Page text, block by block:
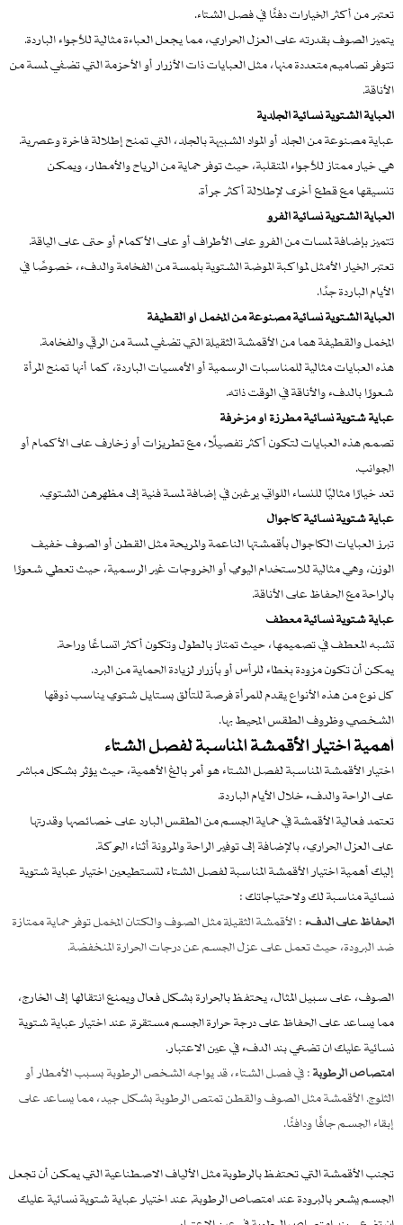
تعتبر من أكثر الخيارات دفئًا في فصل الشتاء.
يتميز الصوف بقدرته على العزل الحراري، مما يجعل العباءة مثالية للأجواء الباردة.
تتوفر تصاميم متعددة منها، مثل العبايات ذات الأزرار أو الأحزمة التي تضفي لمسة من
الأناقة.
العباية الشتوية نسائية الجلدية
عباية مصنوعة من الجلد أو المواد الشبيهة بالجلد، التي تمنح إطلالة فاخرة وعصرية.
هي خيار ممتاز للأجواء المتقلبة، حيث توفر حماية من الرياح والأمطار، ويمكن
تنسيقها مع قطع أخرى لإطلالة أكثر جرأة.
العباية الشتوية نسائية الفرو
تتميز بإضافة لمسات من الفرو على الأطراف أو على الأكمام أو حتى على الياقة.
تعتبر الخيار الأمثل لمواكبة الموضة الشتوية بلمسة من الفخامة والدفء، خصوصًا في
الأيام الباردة جدًا.
العباية الشتوية نسائية مصنوعة من المخمل أو القطيفة
المخمل والقطيفة هما من الأقمشة الثقيلة التي تضفي لمسة من الرقي والفخامة.
هذه العبايات مثالية للمناسبات الرسمية أو الأمسيات الباردة، كما أنها تمنح المرأة
شعورًا بالدفء والأناقة في الوقت ذاته.
عباية شتوية نسائية مطرزة أو مزخرفة
تصمم هذه العبايات لتكون أكثر تفصيلًا، مع تطريزات أو زخارف على الأكمام أو
الجوانب.
تعد خيارًا مثاليًا للنساء اللواتي يرغبن في إضافة لمسة فنية إلى مظهرهن الشتوي.
عباية شتوية نسائية كاجوال
تبرز العبايات الكاجوال بأقمشتها الناعمة والمريحة مثل القطن أو الصوف خفيف
الوزن، وهي مثالية للاستخدام اليومي أو الخروجات غير الرسمية، حيث تعطي شعورًا
بالراحة مع الحفاظ على الأناقة.
عباية شتوية نسائية معطف
تشبه المعطف في تصميمها، حيث تمتاز بالطول وتكون أكثر اتساعًا وراحة.
يمكن أن تكون مزودة بغطاء للرأس أو بأزرار لزيادة الحماية من البرد.
كل نوع من هذه الأنواع يقدم للمرأة فرصة للتألق بستايل شتوي يناسب ذوقها
الشخصي وظروف الطقس المحيط بها.
أهمية اختيار الأقمشة المناسبة لفصل الشتاء
اختيار الأقمشة المناسبة لفصل الشتاء هو أمر بالغ الأهمية، حيث يؤثر بشكل مباشر
على الراحة والدفء خلال الأيام الباردة.
تعتمد فعالية الأقمشة في حماية الجسم من الطقس البارد على خصائصها وقدرتها
على العزل الحراري، بالإضافة إلى توفير الراحة والمرونة أثناء الحركة.
إليك أهمية اختيار الأقمشة المناسبة لفصل الشتاء لتستطيعين اختيار عباية شتوية
نسائية مناسبة لك ولاحتياجاتك :
الحفاظ على الدفء: الأقمشة الثقيلة مثل الصوف والكتان المخمل توفر حماية ممتازة
ضد البرودة، حيث تعمل على عزل الجسم عن درجات الحرارة المنخفضة.
الصوف، على سبيل المثال، يحتفظ بالحرارة بشكل فعال ويمنع انتقالها إلى الخارج،
مما يساعد على الحفاظ على درجة حرارة الجسم مستقرة, عند اختيار عباية شتوية
نسائية عليك ان تضعي بند الدفء في عين الاعتبار.
امتصاص الرطوبة: في فصل الشتاء، قد يواجه الشخص الرطوبة بسبب الأمطار أو
الثلوج. الأقمشة مثل الصوف والقطن تمتص الرطوبة بشكل جيد، مما يساعد على
إبقاء الجسم جافًا ودافئًا.
تجنب الأقمشة التي تحتفظ بالرطوبة مثل الألياف الاصطناعية التي يمكن أن تجعل
الجسم يشعر بالبرودة عند امتصاص الرطوبة, عند اختيار عباية شتوية نسائية عليك